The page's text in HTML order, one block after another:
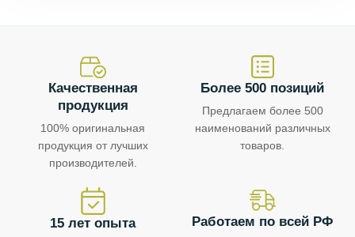
Качественная
продукция
100% оригинальная
продукция от лучших
производителей.
Более 500 позиций
Предлагаем более 500
наименований различных
товаров.
15 лет опыта Работаем по всей РФ